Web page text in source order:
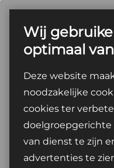
Ga
naar
inhoud
Wij
optimaal
Deze website
noodzakelijke
cookies ter
doelgroepgerichte
van dienst te zijn
advertenties te